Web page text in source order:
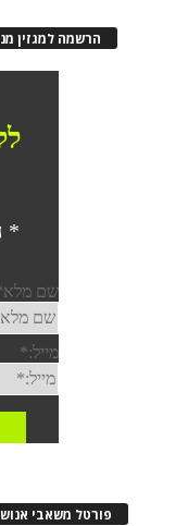
הרשמה למגזין
פורטל משאבי